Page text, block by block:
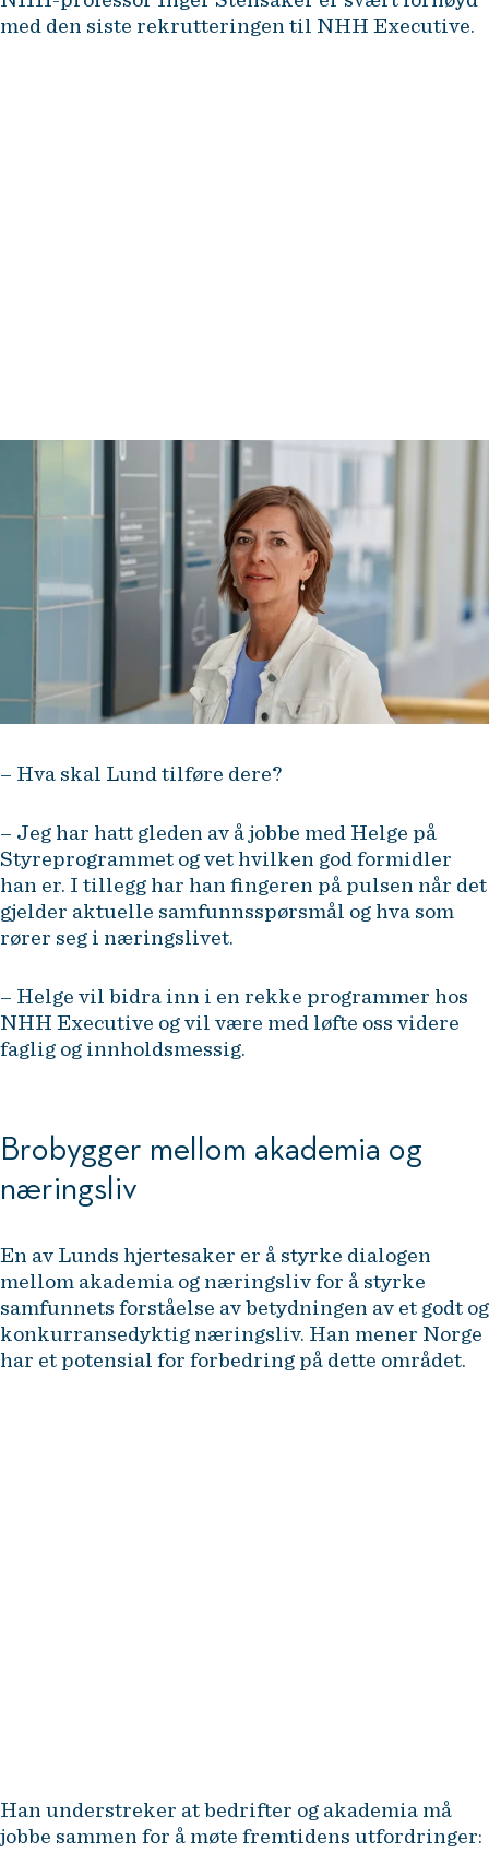
med den siste rekrutteringen til NHH Executive.
– Hva skal Lund tilføre dere?
– Jeg har hatt gleden av å jobbe med Helge på
Styreprogrammet og vet hvilken god formidler
han er. I tillegg har han fingeren på pulsen når det
gjelder aktuelle samfunnsspørsmål og hva som
rører seg i næringslivet.
– Helge vil bidra inn i en rekke programmer hos
NHH Executive og vil være med løfte oss videre
faglig og innholdsmessig.
Brobygger mellom akademia og
næringsliv
En av Lunds hjertesaker er å styrke dialogen
mellom akademia og næringsliv for å styrke
samfunnets forståelse av betydningen av et godt og
konkurransedyktig næringsliv. Han mener Norge
har et potensial for forbedring på dette området.
Han understreker at bedrifter og akademia må
jobbe sammen for å møte fremtidens utfordringer: